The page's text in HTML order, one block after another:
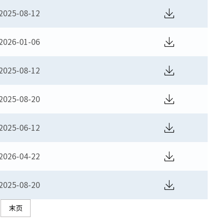
08-12
01-06
08-12
08-20
06-12
04-22
08-20
末页